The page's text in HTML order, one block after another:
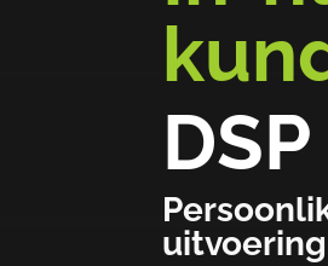
uitvoering